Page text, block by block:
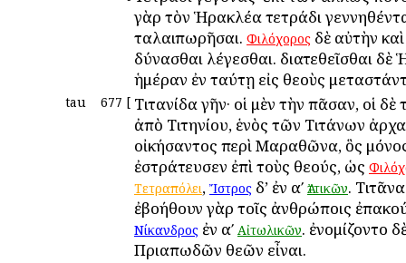
γὰρ τὸν Ἡρακλέα τετράδι
ταλαιπωρῆσαι. Φιλόχορος δὲ αὐτὴν
δύνασθαι λέγεσθαι. διατεθεῖσθαι δὲ
ἡμέραν ἐν ταύτῃ εἰς θεοὺς
tau 677 [ Τιτανίδα γῆν· οἱ μὲν τὴν πᾶσαν, οἱ δὲ
ἀπὸ Τιτηνίου, ἑνὸς τῶν Τιτάνων
οἰκήσαντος περὶ Μαραθῶνα, ὃς
ἐστράτευσεν ἐπὶ τοὺς θεούς, ὡς
Τετραπόλει, Ἴστρος δ’ ἐν αʹ Ἀττικῶν.
ἐβοήθουν γὰρ τοῖς ἀνθρώποις
Νίκανδρος ἐν αʹ Αἰτωλικῶν. ἐνομίζοντο
Πριαπωδῶν θεῶν εἶναι.